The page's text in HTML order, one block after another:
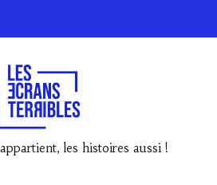
les histoires aussi !